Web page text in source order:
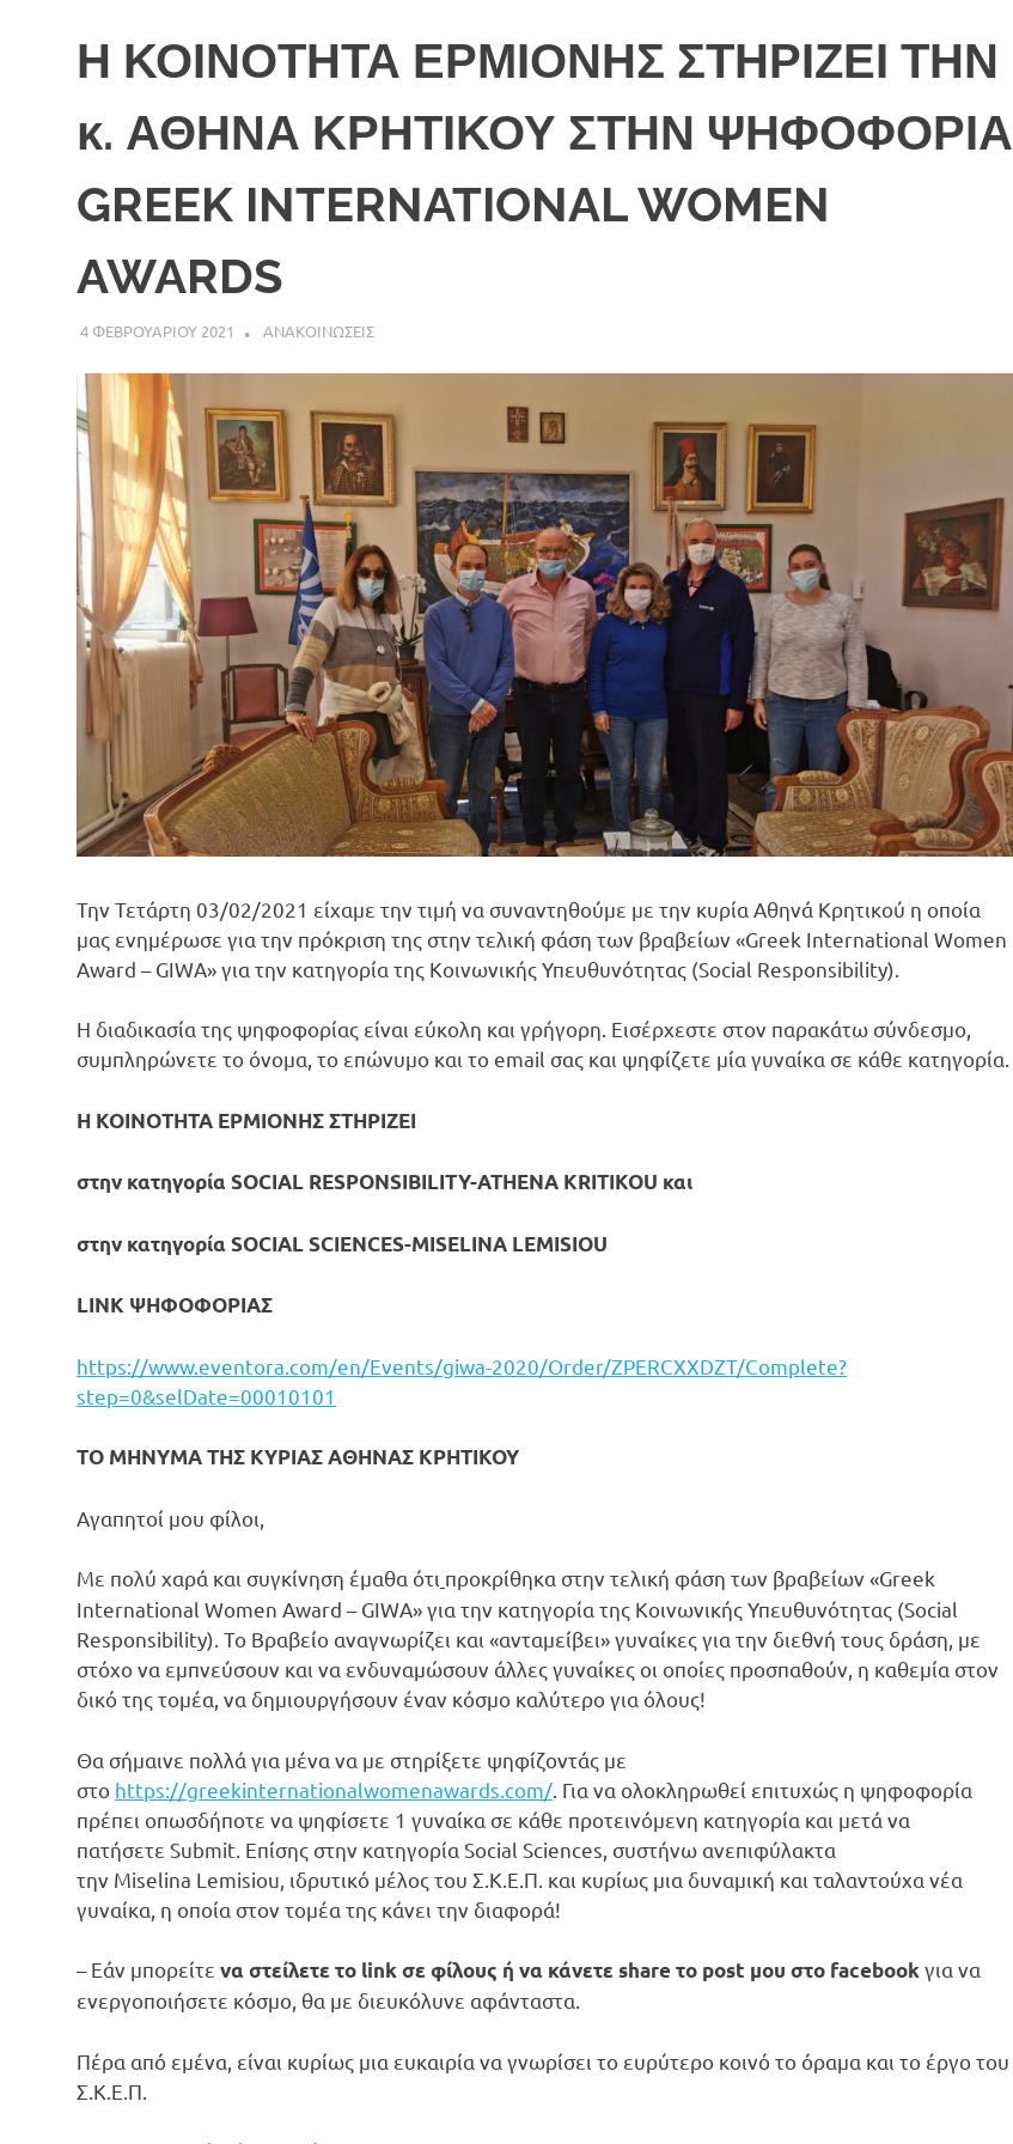
Η ΚΟΙΝΟΤΗΤΑ ΕΡΜΙΟΝΗΣ ΣΤΗΡΙΖΕΙ ΤΗΝ
κ. ΑΘΗΝΑ ΚΡΗΤΙΚΟΥ ΣΤΗΝ ΨΗΦΟΦΟΡΙΑ
GREEK INTERNATIONAL WOMEN
AWARDS
4 ΦΕΒΡΟΥΑΡΙΟΥ 2021 DK ERMIONIS
ΑΝΑΚΟΙΝΩΣΕΙΣ
Την Τετάρτη 03/02/2021 είχαμε την τιμή να συναντηθούμε με την κυρία Αθηνά Κρητικού η οποία
μας ενημέρωσε για την πρόκριση της στην τελική φάση των βραβείων «Greek International Women
Award – GIWA» για την κατηγορία της Κοινωνικής Υπευθυνότητας (Social Responsibility).
Η διαδικασία της ψηφοφορίας είναι εύκολη και γρήγορη. Εισέρχεστε στον παρακάτω σύνδεσμο,
συμπληρώνετε το όνομα, το επώνυμο και το email σας και ψηφίζετε μία γυναίκα σε κάθε κατηγορία.
Η ΚΟΙΝΟΤΗΤΑ ΕΡΜΙΟΝΗΣ ΣΤΗΡΙΖΕΙ
στην κατηγορία SOCIAL RESPONSIBILITY-ATHENA KRITIKOU και
στην κατηγορία SOCIAL SCIENCES-MISELINA LEMISIOU
LINK ΨΗΦΟΦΟΡΙΑΣ
https://www.eventora.com/en/Events/giwa-2020/Order/ZPERCXXDZT/Complete?
step=0&selDate=00010101
ΤΟ ΜΗΝΥΜΑ ΤΗΣ ΚΥΡΙΑΣ ΑΘΗΝΑΣ ΚΡΗΤΙΚΟΥ
Αγαπητοί μου φίλοι,
Με πολύ χαρά και συγκίνηση έμαθα ότι προκρίθηκα στην τελική φάση των βραβείων «Greek
International Women Award – GIWA» για την κατηγορία της Κοινωνικής Υπευθυνότητας (Social
Responsibility). Το Βραβείο αναγνωρίζει και «ανταμείβει» γυναίκες για την διεθνή τους δράση, με
στόχο να εμπνεύσουν και να ενδυναμώσουν άλλες γυναίκες οι οποίες προσπαθούν, η καθεμία στον
δικό της τομέα, να δημιουργήσουν έναν κόσμο καλύτερο για όλους!
Θα σήμαινε πολλά για μένα να με στηρίξετε ψηφίζοντάς με
στο https://greekinternationalwomenawards.com/ . Για να ολοκληρωθεί επιτυχώς η ψηφοφορία
πρέπει οπωσδήποτε να ψηφίσετε 1 γυναίκα σε κάθε προτεινόμενη κατηγορία και μετά να
πατήσετε Submit. Επίσης στην κατηγορία Social Sciences, συστήνω ανεπιφύλακτα
την Miselina Lemisiou, ιδρυτικό μέλος του Σ.Κ.Ε.Π. και κυρίως μια δυναμική και ταλαντούχα νέα
γυναίκα, η οποία στον τομέα της κάνει την διαφορά!
– Εάν μπορείτε να στείλετε το linkσε φίλους ή να κάνετεshareτο post μου στο facebookγια να
ενεργοποιήσετε κόσμο, θα με διευκόλυνε αφάνταστα.
Πέρα από εμένα, είναι κυρίως μια ευκαιρία να γνωρίσει το ευρύτερο κοινό το όραμα και το έργο του
Σ.Κ.Ε.Π.